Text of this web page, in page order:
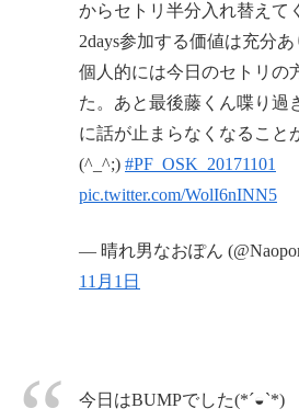
からセトリ半分入れ替えて
2days参加する価値は充分あ
個人的には今日のセトリの
た。あと最後藤くん喋り過
に話が止まらなくなること
(^_^;) #PF_OSK_20171101
pic.twitter.com/WolI6nINN5
— 晴れ男なおぽん
11月1日
今日はBUMPでした(*´◒`*)